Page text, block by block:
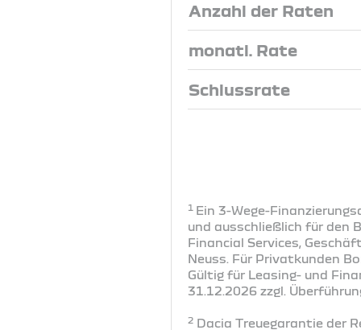
Anzahl der Raten
monatl. Rate
Schlussrate
1 Ein 3-Wege-
und ausschließlich für den
Financial Services,
Neuss. Für Privatkunden
Gültig für Leasing- und
31.12.2026 zzgl.
2 Dacia Treuegarantie der